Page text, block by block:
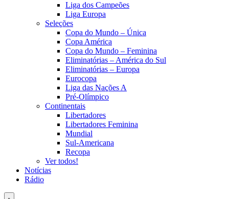
Liga dos Campeões
Liga Europa
Seleções
Copa do Mundo – Única
Copa América
Copa do Mundo – Feminina
Eliminatórias – América do Sul
Eliminatórias – Europa
Eurocopa
Liga das Nações A
Pré-Olímpico
Continentais
Libertadores
Libertadores Feminina
Mundial
Sul-Americana
Recopa
Ver todos!
Notícias
Rádio